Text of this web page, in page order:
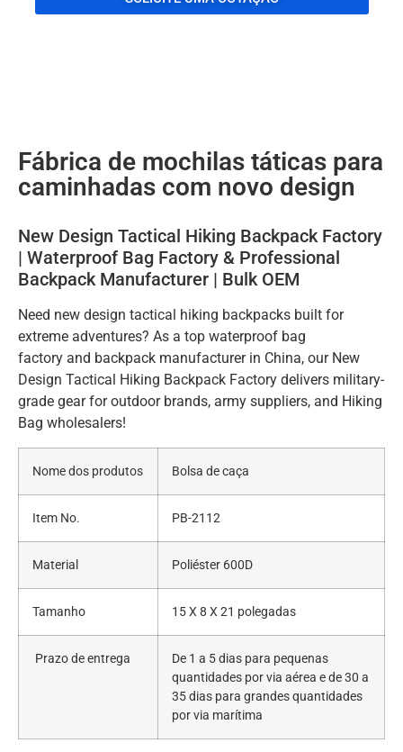
Fábrica de mochilas táticas para
caminhadas com novo design
New Design Tactical Hiking Backpack Factory
| Waterproof Bag Factory & Professional
Backpack Manufacturer | Bulk OEM
Need new design tactical hiking backpacks built for
extreme adventures? As a top waterproof bag
factory and backpack manufacturer in China, our New
Design Tactical Hiking Backpack Factory delivers military-
grade gear for outdoor brands, army suppliers, and Hiking
Bag wholesalers!
Nome dos produtos Bolsa de caça
Item No. PB-2112
Material Poliéster 600D
Tamanho 15 X 8 X 21 polegadas
Prazo de entrega
De 1 a 5 dias para pequenas
quantidades por via aérea e de 30 a
35 dias para grandes quantidades
por via marítima